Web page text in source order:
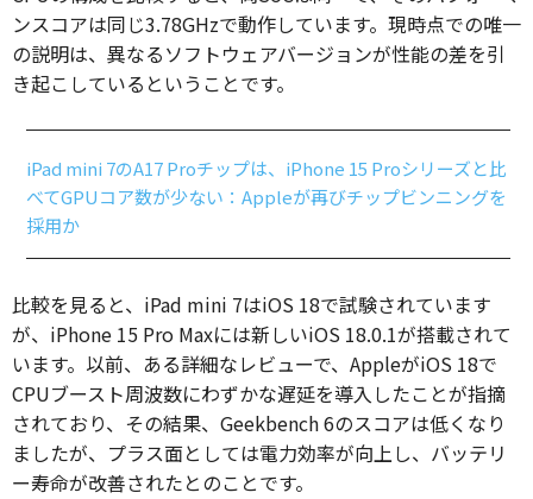
ンスコアは同じ3.78GHzで動作しています。現時点での唯一
の説明は、異なるソフトウェアバージョンが性能の差を引
き起こしているということです。
iPad mini 7のA17 Proチップは、iPhone 15 Proシリーズと比
べてGPUコア数が少ない：Appleが再びチップビンニングを
採用か
比較を見ると、iPad mini 7はiOS 18で試験されています
が、iPhone 15 Pro Maxには新しいiOS 18.0.1が搭載されて
います。以前、ある詳細なレビューで、AppleがiOS 18で
CPUブースト周波数にわずかな遅延を導入したことが指摘
されており、その結果、Geekbench 6のスコアは低くなり
ましたが、プラス面としては電力効率が向上し、バッテリ
ー寿命が改善されたとのことです。